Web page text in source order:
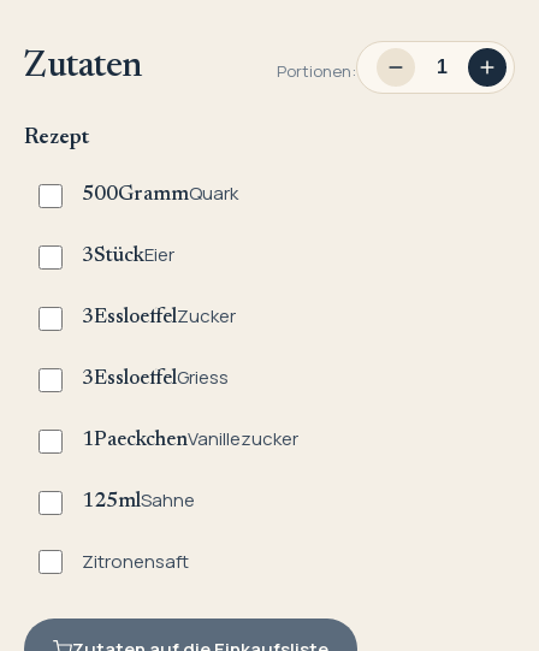
Zutaten Portionen:
Rezept
500GrammQuark
3StückEier
3EssloeffelZucker
3EssloeffelGriess
1PaeckchenVanillezucker
125mlSahne
Zitronensaft